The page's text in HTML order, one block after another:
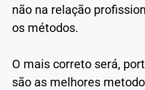
não na relação
os métodos.
O mais correto será,
são as melhores